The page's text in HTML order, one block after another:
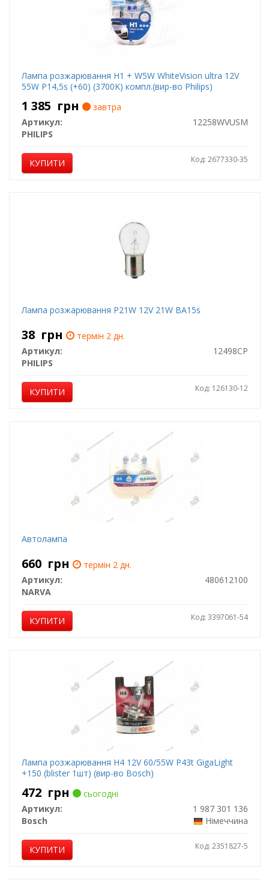
Лампа розжарювання H1 + W5W WhiteVision ultra 12V
55W P14,5s (+60) (3700K) компл.(вир-во Philips)
1 385 грн
завтра
Артикул:
12258WVUSM
PHILIPS
КУПИТИ Код: 2677330-35
Лампа розжарювання P21W 12V 21W BA15s
38 грн
термін 2 дн.
Артикул:
12498CP
PHILIPS
КУПИТИ Код: 126130-12
Автолампа
660 грн
термін 2 дн.
Артикул:
480612100
NARVA
КУПИТИ Код: 3397061-54
Лампа розжарювання H4 12V 60/55W P43t GigaLight
+150 (blister 1шт) (вир-во Bosch)
472 грн
сьогодні
Артикул:
1 987 301 136
Bosch
Німеччина
КУПИТИ Код: 2351827-5